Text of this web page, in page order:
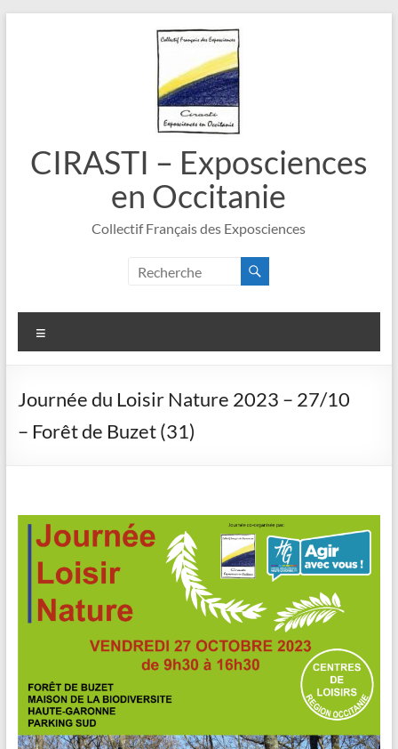
CIRASTI – Exposciences
en Occitanie
Collectif Français des Exposciences
Journée du Loisir Nature 2023 – 27/10
– Forêt de Buzet (31)